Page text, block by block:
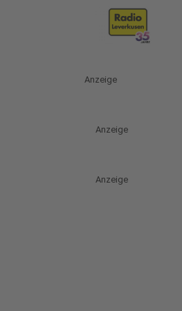
Anzeige
Anzeige
Anzeige